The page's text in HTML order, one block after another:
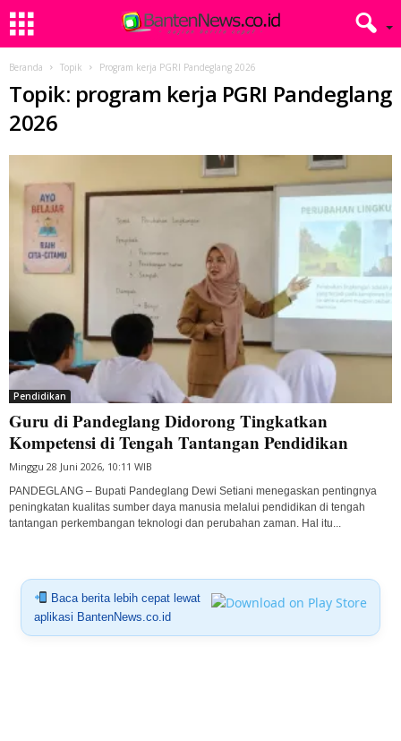
Beranda Topik Program kerja PGRI Pandeglang 2026
Topik: program kerja PGRI Pandeglang
2026
Pendidikan
Guru di Pandeglang Didorong Tingkatkan
Kompetensi di Tengah Tantangan Pendidikan
Minggu 28 Juni 2026, 10:11 WIB
PANDEGLANG – Bupati Pandeglang Dewi Setiani menegaskan pentingnya
peningkatan kualitas sumber daya manusia melalui pendidikan di tengah
tantangan perkembangan teknologi dan perubahan zaman. Hal itu...
Baca berita lebih cepat lewat
aplikasi BantenNews.co.id